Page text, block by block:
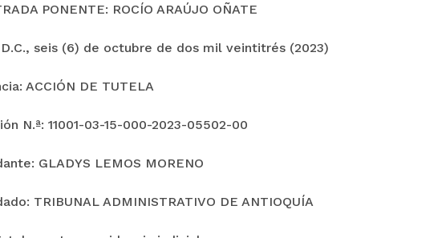
PONENTE: ROCÍO ARAÚJO OÑATE
seis (6) de octubre de dos mil veintitrés (2023)
ACCIÓN DE TUTELA
N.ª: 11001-03-15-000-2023-05502-00
GLADYS LEMOS MORENO
TRIBUNAL ADMINISTRATIVO DE ANTIOQUÍA